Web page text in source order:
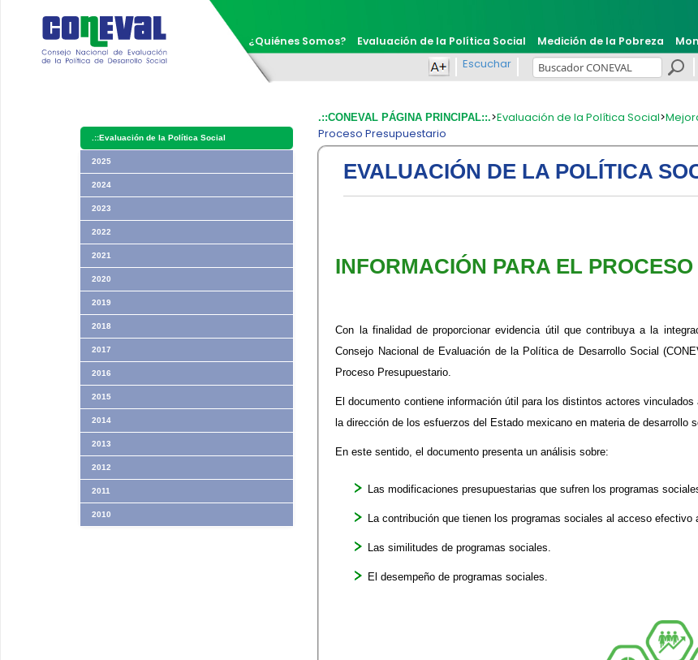
¿Quiénes Somos? Evaluación de la Política Social Medición de la Pobreza
Escuchar
.::Evaluación de la Política Social
2025
2024
2023
2022
2021
2020
2019
2018
2017
2016
2015
2014
2013
2012
2011
2010
.::CONEVAL PÁGINA PRINCIPAL::.>Evaluación de la Política Social>
Proceso Presupuestario
EVALUACIÓN DE LA POLÍTICA
​INFORMACIÓN PARA EL
Con la finalidad de proporcionar evidencia útil que contribuya a la
Consejo Nacional de Evaluación de la Política de Desarrollo Social
Proceso Presupuestario.
El documento contiene información útil para los distintos actores
la dirección de los esfuerzos del Estado mexicano en materia de desarrollo
En este sentido, el documento presenta un análisis sobre:
Las modificaciones presupuestarias que sufren los programas
La contribución que tienen los programas sociales al acceso
Las similitudes de programas sociales.
El desempeño de programas sociales.